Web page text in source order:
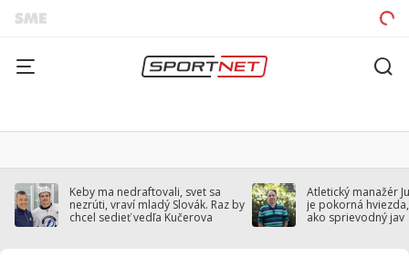
Keby ma nedraftovali, svet sa
nezrúti, vraví mladý Slovák. Raz by
chcel sedieť vedľa Kučerova
Atletický manažér
je pokorná
ako sprievodný jav